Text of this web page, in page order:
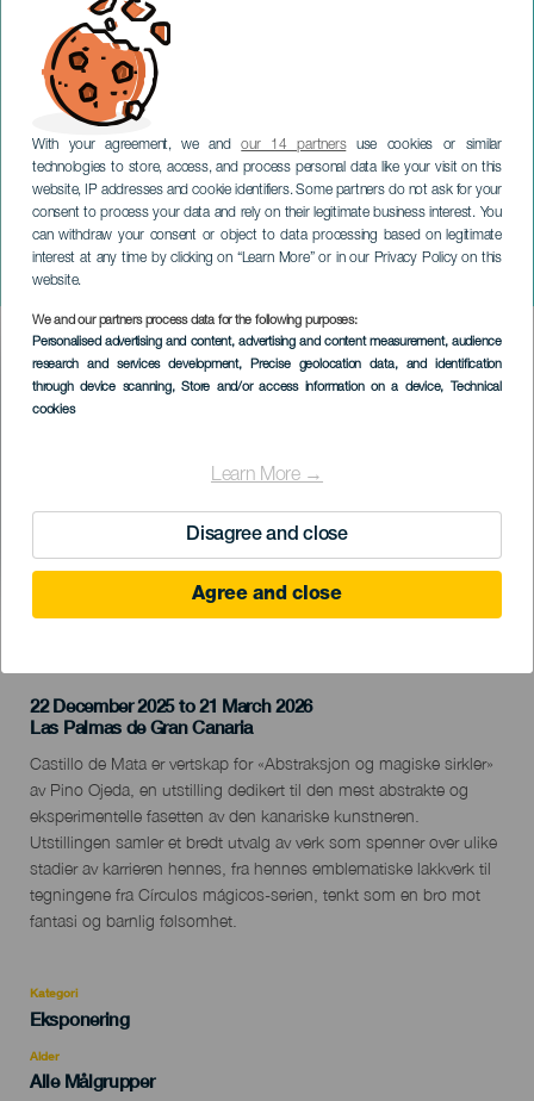
With your agreement, we andour 14 partnersuse cookies or similar
technologies to store, access, and process personal data like your visit on this
website, IP addresses and cookie identifiers. Some partners do not ask for your
consent to process your data and rely on their legitimate business interest. You
can withdraw your consent or object to data processing based on legitimate
interest at any time by clicking on “Learn More” or in our Privacy Policy on this
website.
We and our partners process data for the following purposes:
Personalised advertising and content, advertising and content measurement, audience
research and services development, Precise geolocation data, and identification
through device scanning, Store and/or access information on a device, Technical
cookies
Learn More →
Disagree and close
Agree and close
Midlertidig utstilling:
Abstraksjon og magiske
sirkler
GRAN CANARIA
Imagen
Listado
22 December 2025 to 21 March 2026
Localidad
Las Palmas de Gran Canaria
Descripción
del
evento
Castillo de Mata er vertskap for «Abstraksjon og magiske sirkler»
av Pino Ojeda, en utstilling dedikert til den mest abstrakte og
eksperimentelle fasetten av den kanariske kunstneren.
Utstillingen samler et bredt utvalg av verk som spenner over ulike
stadier av karrieren hennes, fra hennes emblematiske lakkverk til
tegningene fra Círculos mágicos-serien, tenkt som en bro mot
fantasi og barnlig følsomhet.
Kategori
Categoría
evento
Eksponering
Alder
Edad
Alle Målgrupper